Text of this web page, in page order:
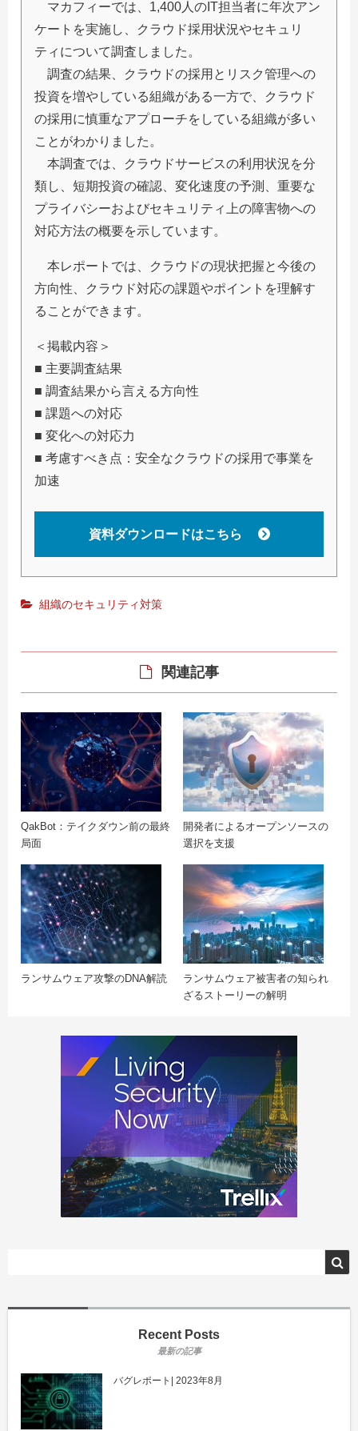
マカフィーでは、1,400人のIT担当者に年次アン
ケートを実施し、クラウド採用状況やセキュリ
ティについて調査しました。
調査の結果、クラウドの採用とリスク管理への
投資を増やしている組織がある一方で、クラウド
の採用に慎重なアプローチをしている組織が多い
ことがわかりました。
本調査では、クラウドサービスの利用状況を分
類し、短期投資の確認、変化速度の予測、重要な
プライバシーおよびセキュリティ上の障害物への
対応方法の概要を示しています。
本レポートでは、クラウドの現状把握と今後の
方向性、クラウド対応の課題やポイントを理解す
ることができます。
＜掲載内容＞
■ 主要調査結果
■ 調査結果から言える方向性
■ 課題への対応
■ 変化への対応力
■ 考慮すべき点：安全なクラウドの採用で事業を
加速
資料ダウンロードはこちら
組織のセキュリティ対策
関連記事
QakBot：テイクダウン前の最終
局面
開発者によるオープンソースの
選択を支援
ランサムウェア攻撃のDNA解読
ランサムウェア被害者の知られ
ざるストーリーの解明
Recent Posts
バグレポート| 2023年8月